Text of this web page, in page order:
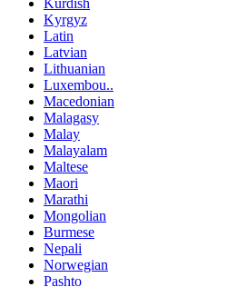
Kurdish
Kyrgyz
Latin
Latvian
Lithuanian
Luxembou..
Macedonian
Malagasy
Malay
Malayalam
Maltese
Maori
Marathi
Mongolian
Burmese
Nepali
Norwegian
Pashto